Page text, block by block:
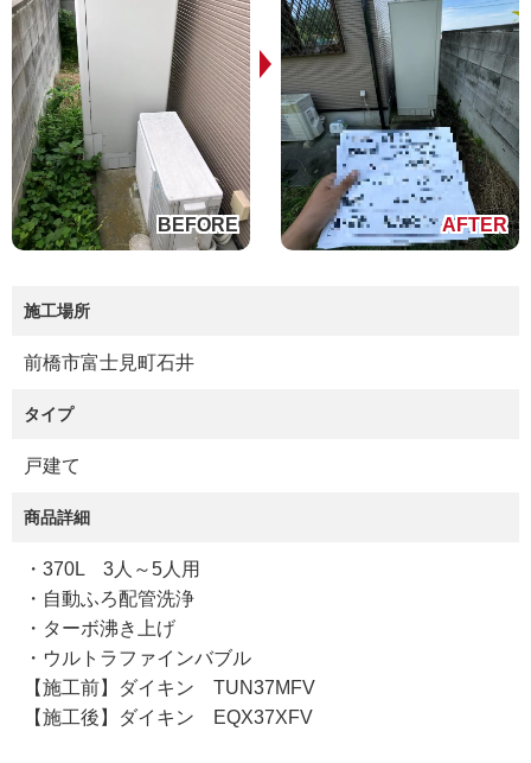
施工場所
前橋市富士見町石井
タイプ
戸建て
商品詳細
・370L 3人～5人用
・自動ふろ配管洗浄
・ターボ沸き上げ
・ウルトラファインバブル
【施工前】ダイキン TUN37MFV
【施工後】ダイキン EQX37XFV